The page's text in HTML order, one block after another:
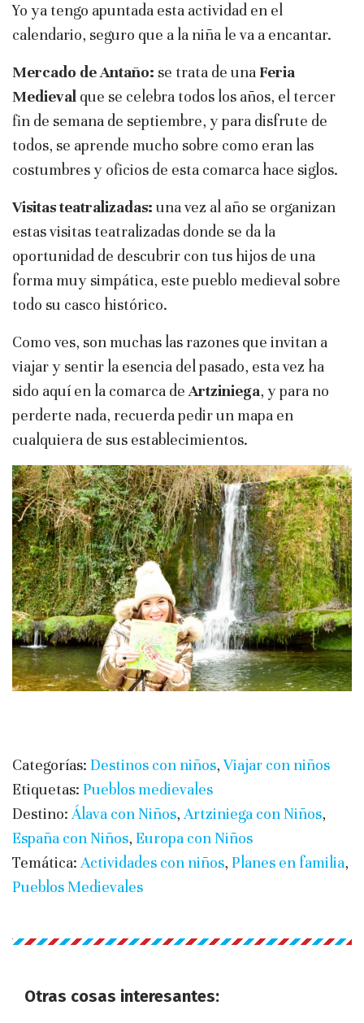
Yo ya tengo apuntada esta actividad en el
calendario, seguro que a la niña le va a encantar.
Mercado de Antaño: se trata de una Feria
Medieval que se celebra todos los años, el tercer
fin de semana de septiembre, y para disfrute de
todos, se aprende mucho sobre como eran las
costumbres y oficios de esta comarca hace siglos.
Visitas teatralizadas: una vez al año se organizan
estas visitas teatralizadas donde se da la
oportunidad de descubrir con tus hijos de una
forma muy simpática, este pueblo medieval sobre
todo su casco histórico.
Como ves, son muchas las razones que invitan a
viajar y sentir la esencia del pasado, esta vez ha
sido aquí en la comarca deArtziniega, y para no
perderte nada, recuerda pedir un mapa en
cualquiera de sus establecimientos.
Categorías: Destinos con niños, Viajar con niños
Etiquetas: Pueblos medievales
Destino: Álava con Niños, Artziniega con Niños,
España con Niños, Europa con Niños
Temática: Actividades con niños, Planes en familia,
Pueblos Medievales
Otras cosas interesantes: